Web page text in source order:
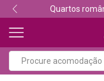
Descubra os